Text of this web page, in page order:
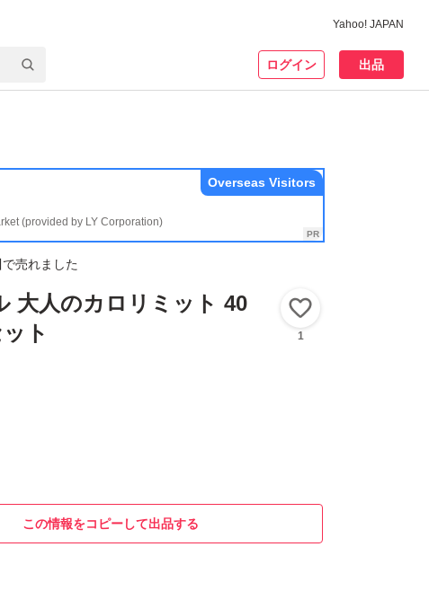
Yahoo! JAPAN
ログイン 出品
(provided by LY Corporation)
Overseas Visitors
で売れました
大人のカロリミット 40
ト
1
この情報をコピーして出品する